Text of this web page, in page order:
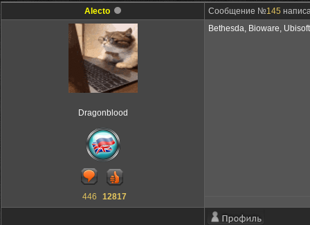
Alecto Сообщение №145
Dragonblood
446 12817
Bethesda, Bioware, Ubisoft